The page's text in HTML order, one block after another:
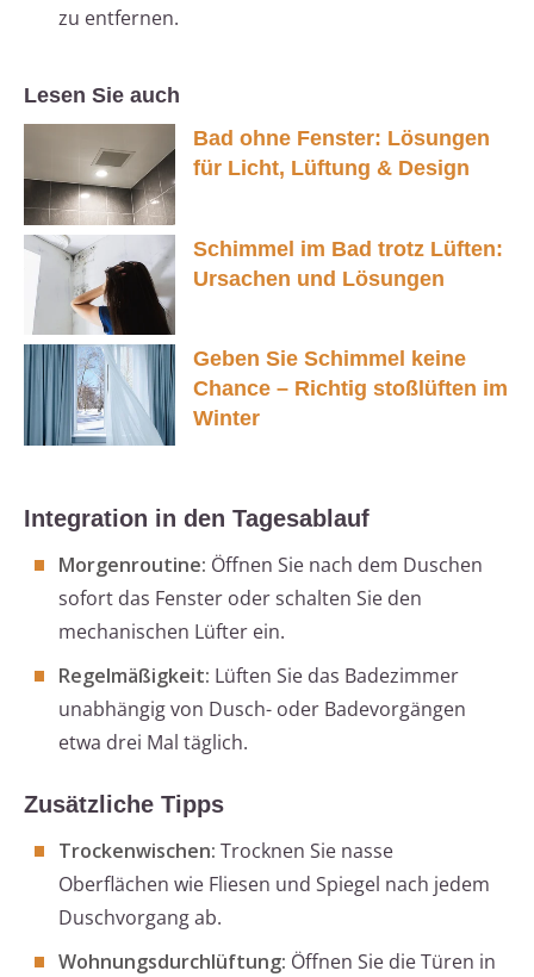
zu entfernen.
Lesen Sie auch
Bad ohne Fenster: Lösungen
für Licht, Lüftung & Design
Schimmel im Bad trotz Lüften:
Ursachen und Lösungen
Geben Sie Schimmel keine
Chance – Richtig stoßlüften im
Winter
Integration in den Tagesablauf
Morgenroutine: Öffnen Sie nach dem Duschen
sofort das Fenster oder schalten Sie den
mechanischen Lüfter ein.
Regelmäßigkeit: Lüften Sie das Badezimmer
unabhängig von Dusch- oder Badevorgängen
etwa drei Mal täglich.
Zusätzliche Tipps
Trockenwischen: Trocknen Sie nasse
Oberflächen wie Fliesen und Spiegel nach jedem
Duschvorgang ab.
Wohnungsdurchlüftung: Öffnen Sie die Türen in